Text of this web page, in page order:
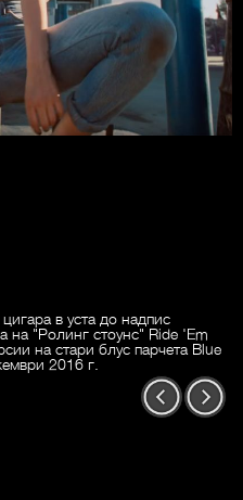
в уста до надпис
на "Ролинг стоунс" Ride 'Em
на стари блус парчета Blue
2016 г.